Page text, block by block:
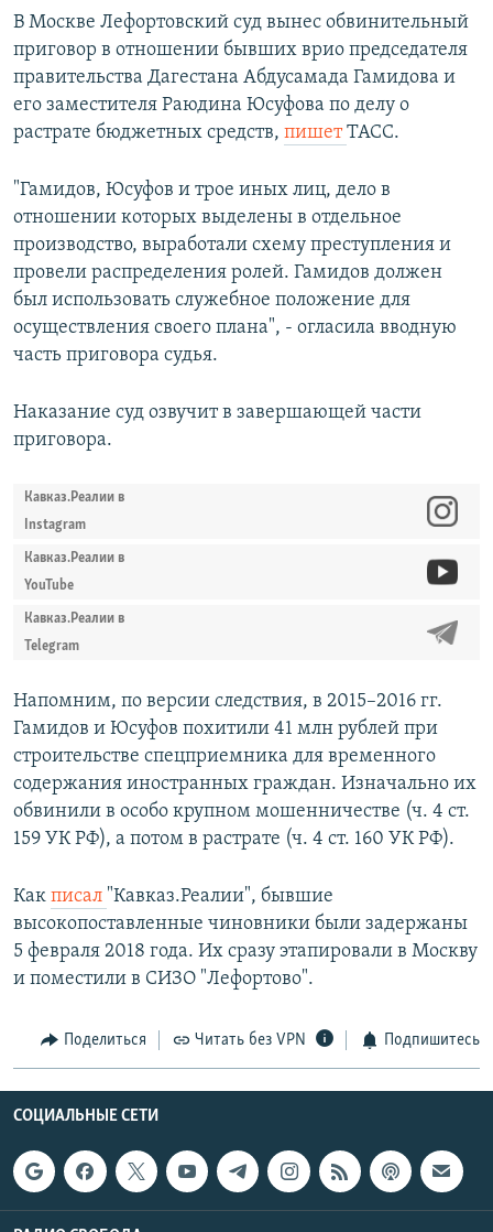
Все сайты РСЕ/РС
В Москве Лефортовский суд вынес обвинительный
приговор в отношении бывших врио председателя
правительства Дагестана Абдусамада Гамидова и
его заместителя Раюдина Юсуфова по делу о
растрате бюджетных средств, пишетТАСС.
"Гамидов, Юсуфов и трое иных лиц, дело в
отношении которых выделены в отдельное
производство, выработали схему преступления и
провели распределения ролей. Гамидов должен
был использовать служебное положение для
осуществления своего плана", - огласила вводную
часть приговора судья.
Наказание суд озвучит в завершающей части
приговора.
Кавказ.Реалии в
Instagram
Кавказ.Реалии в
YouTube
Кавказ.Реалии в
Telegram
Напомним, по версии следствия, в 2015–2016 гг.
Гамидов и Юсуфов похитили 41 млн рублей при
строительстве спецприемника для временного
содержания иностранных граждан. Изначально их
обвинили в особо крупном мошенничестве (ч. 4 ст.
159 УК РФ), а потом в растрате (ч. 4 ст. 160 УК РФ).
Как писал "Кавказ.Реалии", бывшие
высокопоставленные чиновники были задержаны
5 февраля 2018 года. Их сразу этапировали в Москву
и поместили в СИЗО "Лефортово".
Поделиться Читать без VPN Подпишитесь
СОЦИАЛЬНЫЕ СЕТИ